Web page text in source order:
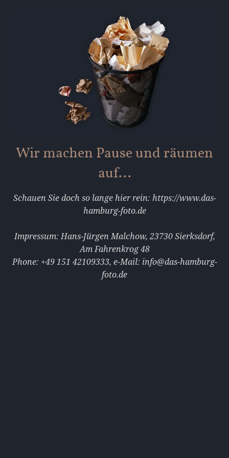
Wir machen Pause und räumen
auf...
Schauen Sie doch so lange hier rein: https://www.das-
hamburg-foto.de
Impressum: Hans-Jürgen Malchow, 23730 Sierksdorf,
Am Fahrenkrog 48
Phone: +49 151 42109333‭‭‬‬, e-Mail: info@das-hamburg-
foto.de